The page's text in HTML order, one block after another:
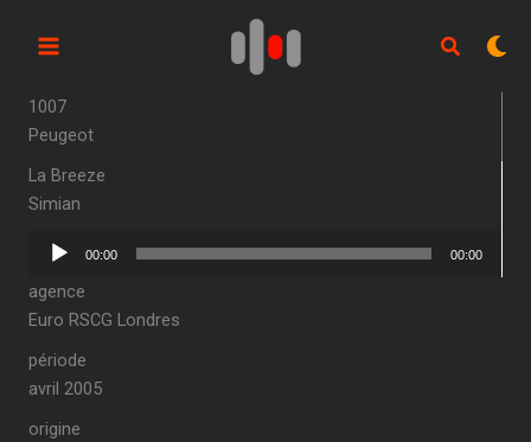
1007
Peugeot
La Breeze
Simian
Lecteur
00:00 00:00
agence
Euro RSCG Londres
période
avril 2005
origine